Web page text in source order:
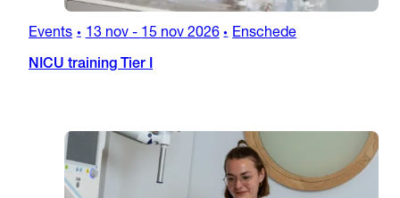
Events • 13 nov-15 nov 2026 • Enschede
NICU training Tier I